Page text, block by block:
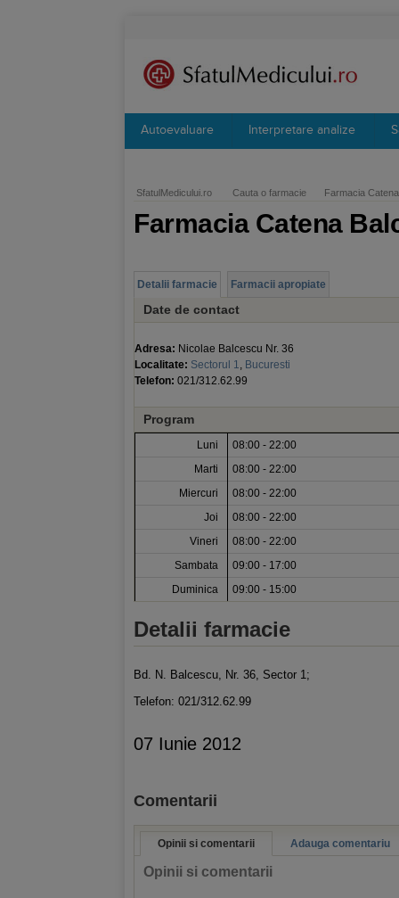
Autoevaluare Interpretare analize
SfatulMedicului.ro Cauta o farmacie Farmacia
Farmacia Catena
Detalii farmacie Farmacii apropiate
Date de contact
Adresa: Nicolae Balcescu Nr. 36
Localitate: Sectorul 1, Bucuresti
Telefon: 021/312.62.99
Program
Luni
08:00 - 22:00
Marti
08:00 - 22:00
Miercuri
08:00 - 22:00
Joi
08:00 - 22:00
Vineri
08:00 - 22:00
Sambata
09:00 - 17:00
Duminica
09:00 - 15:00
Detalii farmacie
Bd. N. Balcescu, Nr. 36, Sector 1;
Telefon: 021/312.62.99
07 Iunie 2012
Comentarii
Opinii si comentarii Adauga comentariu
Opinii si comentarii